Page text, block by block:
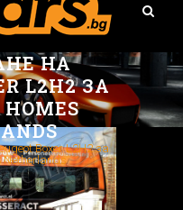
НА
L2H2 ЗА
HOMES
Boxer L2H2 за
Netherlands